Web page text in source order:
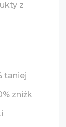
z
taniej
zniżki